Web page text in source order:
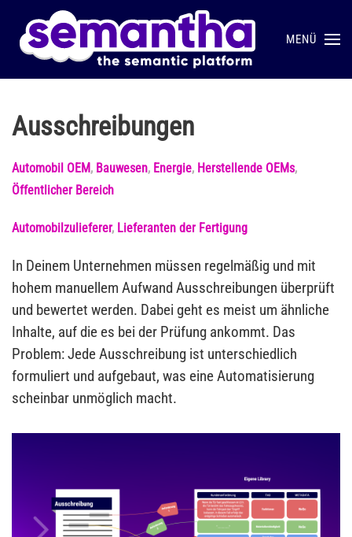
Skip to main content MENÜ
Ausschreibungen
Automobil OEM, Bauwesen, Energie, Herstellende OEMs,
Öffentlicher Bereich
Automobilzulieferer, Lieferanten der Fertigung
In Deinem Unternehmen müssen regelmäßig und mit
hohem manuellem Aufwand Ausschreibungen überprüft
und bewertet werden. Dabei geht es meist um ähnliche
Inhalte, auf die es bei der Prüfung ankommt. Das
Problem: Jede Ausschreibung ist unterschiedlich
formuliert und aufgebaut, was eine Automatisierung
scheinbar unmöglich macht.